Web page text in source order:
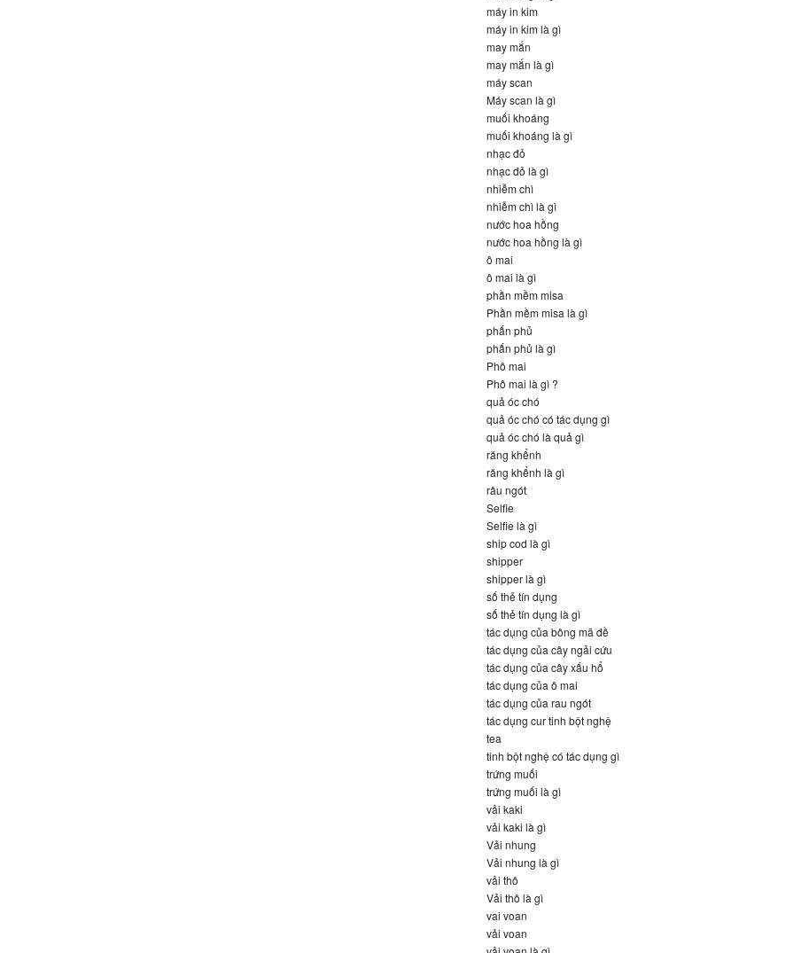
máy in kim
máy in kim là gì
may mắn
may mắn là gì
máy scan
Máy scan là gì
muối khoáng
muối khoáng là gì
nhạc đỏ
nhạc đỏ là gì
nhiễm chì
nhiễm chì là gì
nước hoa hồng
nước hoa hồng là gì
ô mai
ô mai là gì
phần mềm misa
Phần mềm misa là gì
phấn phủ
phấn phủ là gì
Phô mai
Phô mai là gì ?
quả óc chó
quả óc chó có tác dụng gì
quả óc chó là quả gì
răng khểnh
răng khểnh là gì
râu ngót
Selfie
Selfie là gì
ship cod là gì
shipper
shipper là gì
số thẻ tín dụng
số thẻ tín dụng là gì
tác dụng của bông mã đề
tác dụng của cây ngải cứu
tác dụng của cây xấu hổ
tác dụng của ô mai
tác dụng của rau ngót
tác dụng cur tinh bột nghệ
tea
tinh bột nghệ có tác dụng gì
trứng muối
trứng muối là gì
vải kaki
vải kaki là gì
Vải nhung
Vải nhung là gì
vải thô
Vải thô là gì
vai voan
vải voan